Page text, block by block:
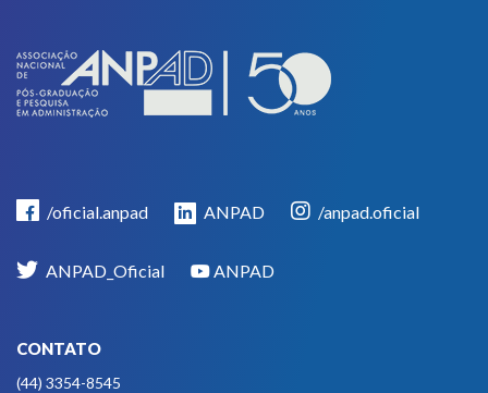
/oficial.anpad ANPAD /anpad.oficial
ANPAD_Oficial ANPAD
CONTATO
(44) 3354-8545